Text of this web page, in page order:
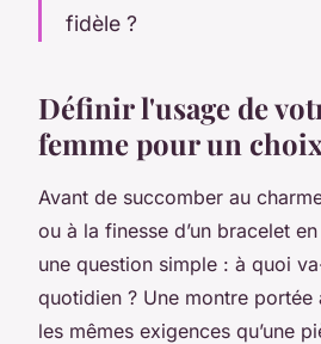
fidèle ?
Définir l'usage de
femme pour un
Avant de succomber au
ou à la finesse d’un bracelet
une question simple : à quoi
quotidien ? Une montre portée
les mêmes exigences qu’une